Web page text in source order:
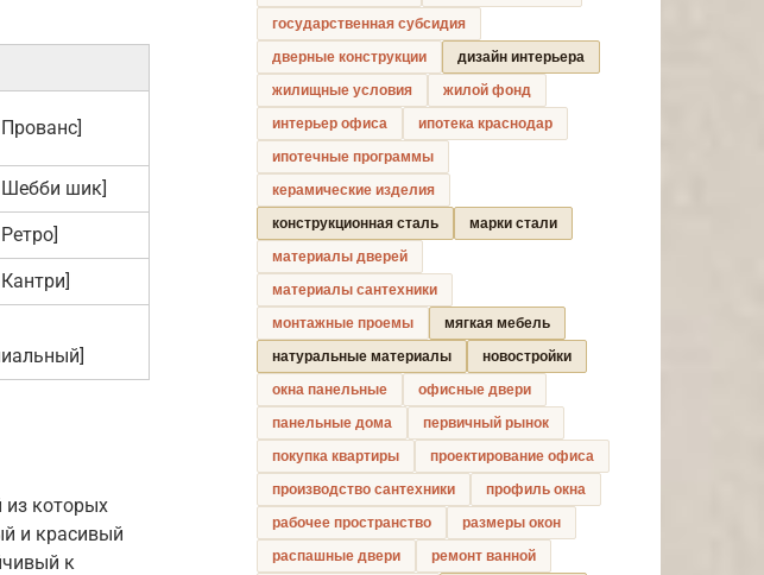
шик]
из которых
и красивый
к
государственная субсидия
дверные конструкции
дизайн интерьера
жилищные условия
жилой фонд
интерьер офиса
ипотека краснодар
ипотечные программы
керамические изделия
конструкционная сталь
марки стали
материалы дверей
материалы сантехники
монтажные проемы
мягкая мебель
натуральные материалы
новостройки
окна панельные
офисные двери
панельные дома
первичный рынок
покупка квартиры
проектирование офиса
производство сантехники
профиль окна
рабочее пространство
размеры окон
распашные двери
ремонт ванной